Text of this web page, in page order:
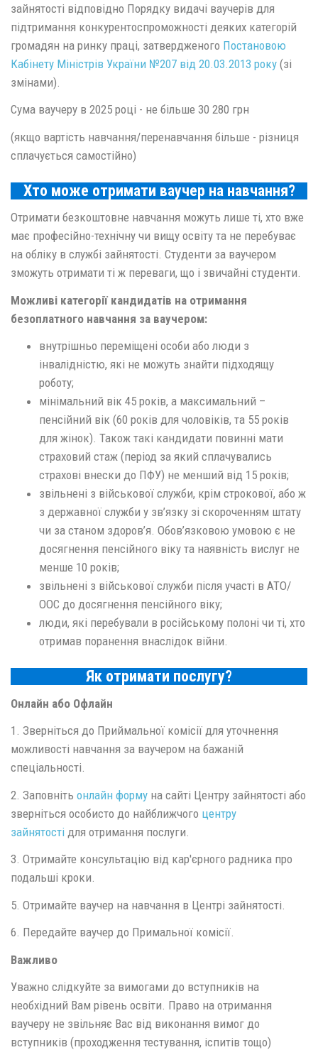
зайнятості відповідно Порядку видачі ваучерів для
підтримання конкурентоспроможності деяких категорій
громадян на ринку праці, затвердженого Постановою
Кабінету Міністрів України №207 від 20.03.2013 року (зі
змінами).
Сума ваучеру в 2025 році - не більше 30 280 грн
(якщо вартість навчання/перенавчання більше - різниця
сплачується самостійно)
Хто може отримати ваучер на навчання?
Отримати безкоштовне навчання можуть лише ті, хто вже
має професійно-технічну чи вищу освіту та не перебуває
на обліку в службі зайнятості. Студенти за ваучером
зможуть отримати ті ж переваги, що і звичайні студенти.
Можливі категорії кандидатів на отримання
безоплатного навчання за ваучером:
внутрішньо переміщені особи або люди з
інвалідністю, які не можуть знайти підходящу
роботу;
мінімальний вік 45 років, а максимальний –
пенсійний вік (60 років для чоловіків, та 55 років
для жінок). Також такі кандидати повинні мати
страховий стаж (період за який сплачувались
страхові внески до ПФУ) не менший від 15 років;
звільнені з військової служби, крім строкової, або ж
з державної служби у зв’язку зі скороченням штату
чи за станом здоров’я. Обов’язковою умовою є не
досягнення пенсійного віку та наявність вислуг не
менше 10 років;
звільнені з військової служби після участі в АТО/
ООС до досягнення пенсійного віку;
люди, які перебували в російському полоні чи ті, хто
отримав поранення внаслідок війни.
Як отримати послугу?
Онлайн або Офлайн
1. Зверніться до Приймальної комісії для уточнення
можливості навчання за ваучером на бажаній
спеціальності.
2. Заповніть онлайн форму на сайті Центру зайнятості або
зверніться особисто до найближчого центру
зайнятості для отримання послуги.
3. Отримайте консультацію від кар'єрного радника про
подальші кроки.
5. Отримайте ваучер на навчання в Центрі зайнятості.
6. Передайте ваучер до Примальної комісії.
Важливо
Уважно слідкуйте за вимогами до вступників на
необхідний Вам рівень освіти. Право на отримання
ваучеру не звільняє Вас від виконання вимог до
вступників (проходження тестування, іспитів тощо)